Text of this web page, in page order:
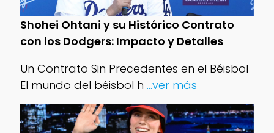
Shohei Ohtani y su Histórico Contrato
con los Dodgers: Impacto y Detalles
Un Contrato Sin Precedentes en el Béisbol
El mundo del béisbol h ...ver más